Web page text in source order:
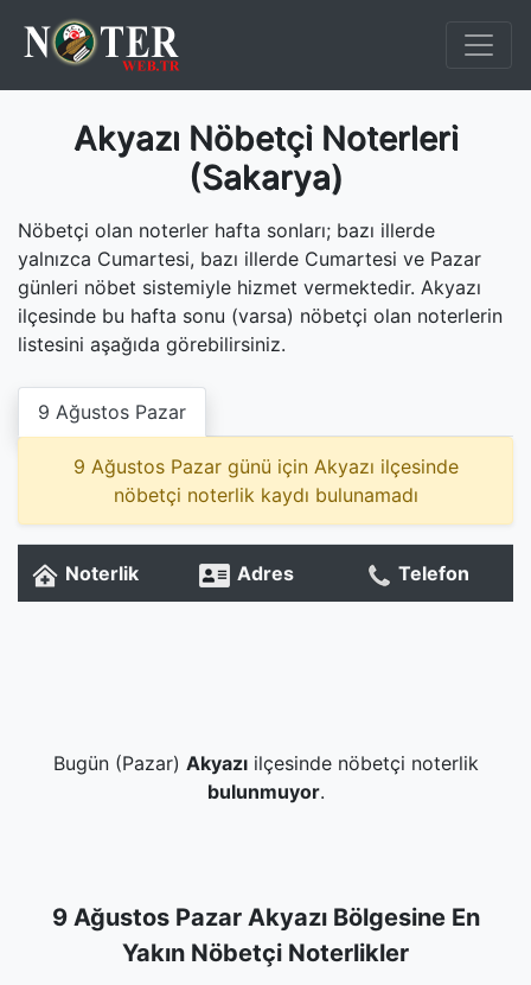
Akyazı Nöbetçi Noterleri
(Sakarya)
Nöbetçi olan noterler hafta sonları; bazı illerde
yalnızca Cumartesi, bazı illerde Cumartesi ve Pazar
günleri nöbet sistemiyle hizmet vermektedir. Akyazı
ilçesinde bu hafta sonu (varsa) nöbetçi olan noterlerin
listesini aşağıda görebilirsiniz.
9 Ağustos Pazar
9 Ağustos Pazar günü için Akyazı ilçesinde
nöbetçi noterlik kaydı bulunamadı
Noterlik Adres Telefon
Bugün (Pazar) Akyazıilçesinde nöbetçi noterlik
bulunmuyor.
9 Ağustos Pazar Akyazı Bölgesine En
Yakın Nöbetçi Noterlikler